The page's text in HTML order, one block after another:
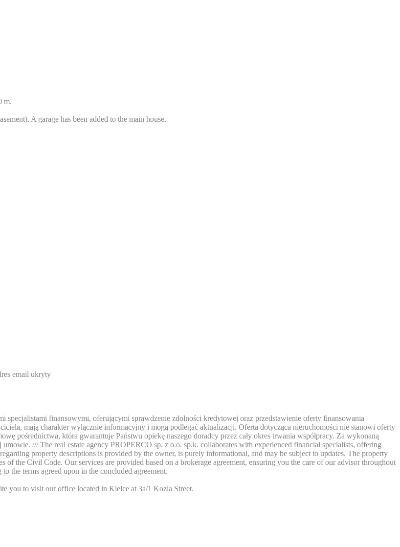
m.
A garage has been added to the main house.
email ukryty
finansowymi, oferującymi sprawdzenie zdolności kredytowej oraz przedstawienie oferty finansowania
mają charakter wyłącznie informacyjny i mogą podlegać aktualizacji. Oferta dotycząca nieruchomości nie stanowi oferty
pośrednictwa, która gwarantuje Państwu opiekę naszego doradcy przez cały okres trwania współpracy. Za wykonaną
/// The real estate agency PROPERCO sp. z o.o. sp.k. collaborates with experienced financial specialists, offering
property descriptions is provided by the owner, is purely informational, and may be subject to updates. The property
of the Civil Code. Our services are provided based on a brokerage agreement, ensuring you the care of our advisor throughout
the terms agreed upon in the concluded agreement.
you to visit our office located in Kielce at 3a/1 Kozia Street.